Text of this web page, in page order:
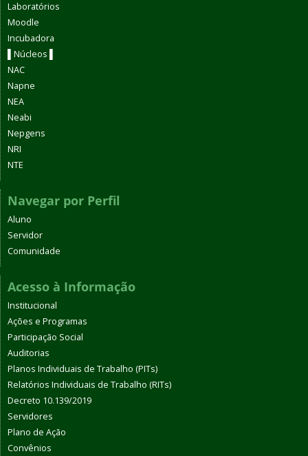
Laboratórios
Moodle
Incubadora
▌Núcleos ▌
NAC
Napne
NEA
Neabi
Nepgens
NRI
NTE
Navegar por Perfil
Aluno
Servidor
Comunidade
Acesso à Informação
Institucional
Ações e Programas
Participação Social
Auditorias
Planos Individuais de Trabalho (PITs)
Relatórios Individuais de Trabalho (RITs)
Decreto 10.139/2019
Servidores
Plano de Ação
Convênios